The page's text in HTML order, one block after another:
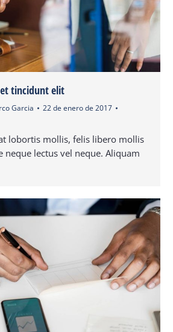
tincidunt elit
Garcia
22 de enero de 2017
lobortis mollis, felis libero mollis
neque lectus vel neque. Aliquam